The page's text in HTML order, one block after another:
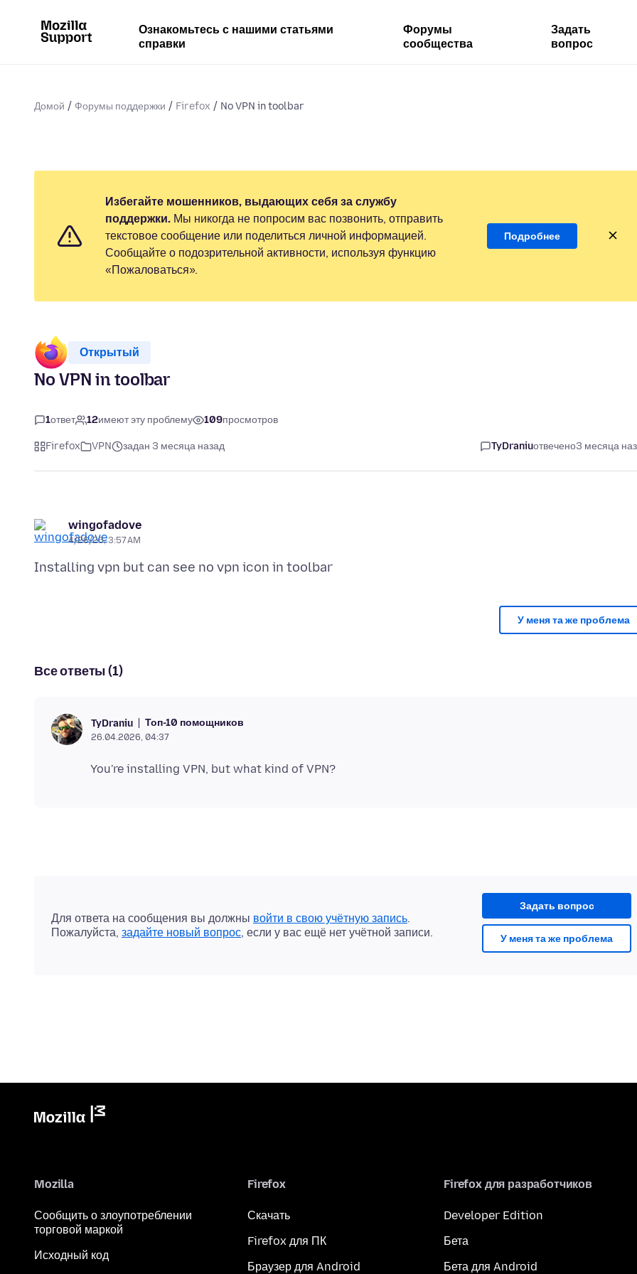
Ознакомьтесь с нашими статьями
справки
Форумы
сообщества
Задать
вопрос
Домой Форумы поддержки Firefox No VPN in toolbar
Избегайте мошенников, выдающих себя за службу
поддержки. Мы никогда не попросим вас позвонить, отправить
текстовое сообщение или поделиться личной информацией.
Сообщайте о подозрительной активности, используя функцию
«Пожаловаться».
Подробнее
Открытый
No VPN in toolbar
1ответ 12имеют эту проблему 109просмотров
Firefox VPN задан 3 месяца назад TyDraniuотвечено3 месяца
wingofadove
4/26/26, 3:57 AM
У меня та же проблема
Все ответы (1)
TyDraniu Топ-10 помощников
26.04.2026, 04:37
Задать вопрос
У меня та же проблема
Для ответа на сообщения вы должны войти в свою учётную запись.
Пожалуйста, задайте новый вопрос, если у вас ещё нет учётной записи.
Mozilla
Сообщить о злоупотреблении
торговой маркой
Исходный код
Firefox
Скачать
Firefox для ПК
Браузер для Android
Firefox для разработчиков
Developer Edition
Бета
Бета для Android